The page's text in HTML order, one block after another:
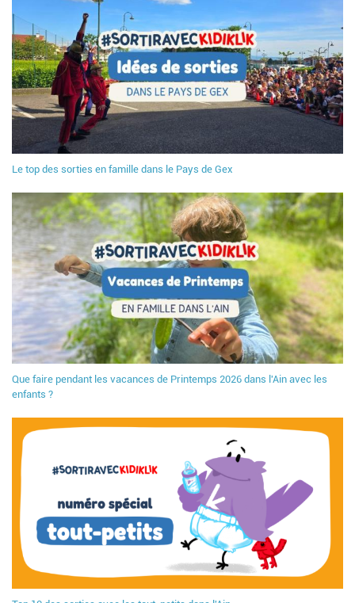
Le top des sorties en famille dans le Pays de Gex
Que faire pendant les vacances de Printemps 2026 dans l'Ain avec les
enfants ?